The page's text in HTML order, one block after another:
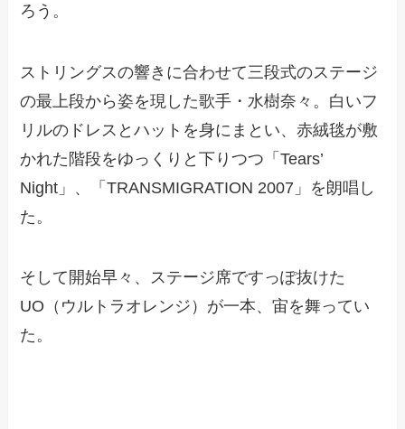
ろう。
ストリングスの響きに合わせて三段式のステージ
の最上段から姿を現した歌手・水樹奈々。白いフ
リルのドレスとハットを身にまとい、赤絨毯が敷
かれた階段をゆっくりと下りつつ「Tears’
Night」、「TRANSMIGRATION 2007」を朗唱し
た。
そして開始早々、ステージ席ですっぽ抜けた
UO（ウルトラオレンジ）が一本、宙を舞ってい
た。